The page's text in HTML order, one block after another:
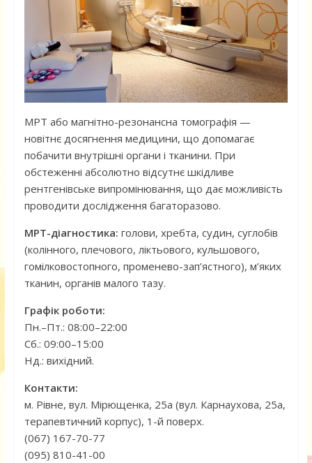
МРТ або магнітно-резонансна томографія —
новітнє досягнення медицини, що допомагає
побачити внутрішні органи і тканини. При
обстеженні абсолютно відсутнє шкідливе
рентгенівське випромінювання, що дає можливість
проводити дослідження багаторазово.
МРТ-діагностика: голови, хребта, судин, суглобів
(колінного, плечового, ліктьового, кульшового,
гомілковостопного, променево-зап’ястного), м’яких
тканин, органів малого тазу.
Графік роботи:
Пн.–Пт.: 08:00–22:00
Сб.: 09:00–15:00
Нд.: вихідний.
Контакти:
м. Рівне, вул. Мірющенка, 25а (вул. Карнаухова, 25а,
терапевтичний корпус), 1-й поверх.
(067) 167-70-77
(095) 810-41-00